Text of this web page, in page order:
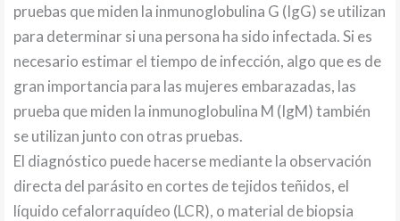
pruebas que miden la inmunoglobulina G (IgG) se utilizan
para determinar si una persona ha sido infectada. Si es
necesario estimar el tiempo de infección, algo que es de
gran importancia para las mujeres embarazadas, las
prueba que miden la inmunoglobulina M (IgM) también
se utilizan junto con otras pruebas.
El diagnóstico puede hacerse mediante la observación
directa del parásito en cortes de tejidos teñidos, el
líquido cefalorraquídeo (LCR), o material de biopsia